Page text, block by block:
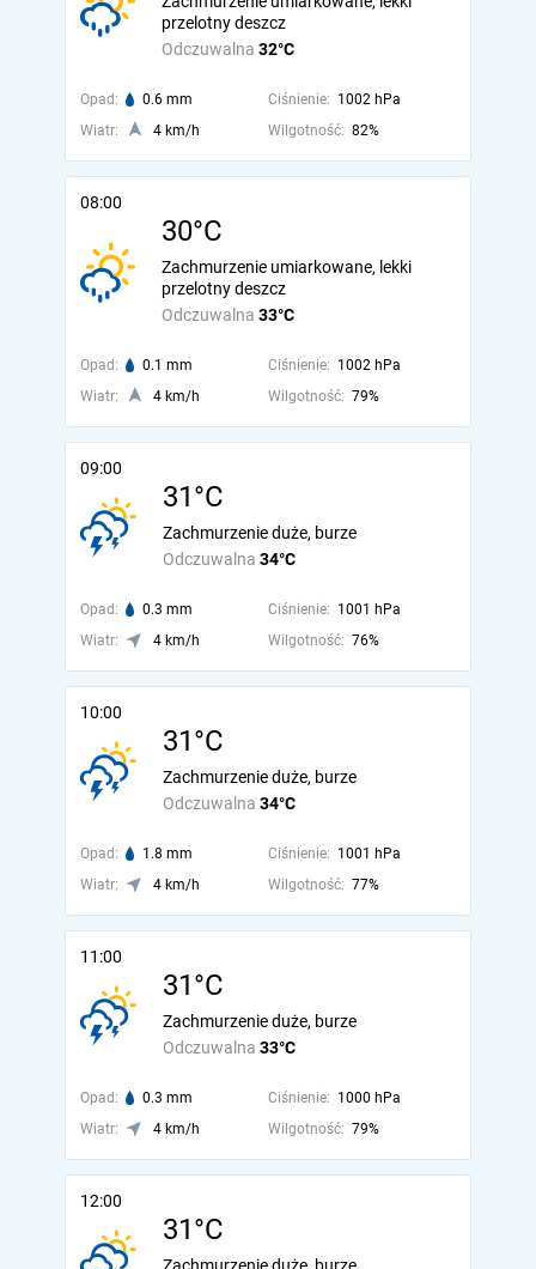
Odczuwalna 32°C
przelotny deszcz
Opad: 0.6 mm Ciśnienie: 1002 hPa
Wiatr:
4 km/h Wilgotność: 82%
08:00
30°C
Odczuwalna 33°C
Zachmurzenie umiarkowane, lekki
przelotny deszcz
Opad: 0.1 mm Ciśnienie: 1002 hPa
Wiatr:
4 km/h Wilgotność: 79%
09:00
31°C
Odczuwalna 34°C
Zachmurzenie duże, burze
Opad: 0.3 mm Ciśnienie: 1001 hPa
Wiatr:
4 km/h Wilgotność: 76%
10:00
31°C
Odczuwalna 34°C
Zachmurzenie duże, burze
Opad: 1.8 mm Ciśnienie: 1001 hPa
Wiatr:
4 km/h Wilgotność: 77%
11:00
31°C
Odczuwalna 33°C
Zachmurzenie duże, burze
Opad: 0.3 mm Ciśnienie: 1000 hPa
Wiatr:
4 km/h Wilgotność: 79%
12:00
31°C